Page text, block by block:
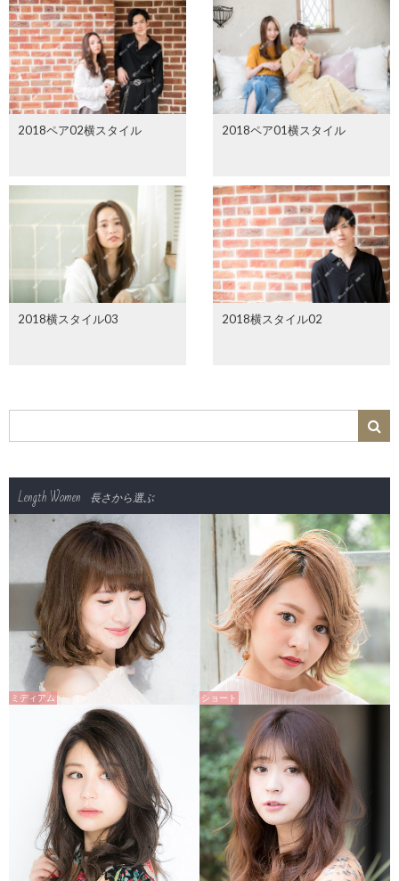
2018ペア02横スタイル 2018ペア01横スタイル
2018横スタイル03 2018横スタイル02
Length Women 長さから選ぶ
ミディアム ショート